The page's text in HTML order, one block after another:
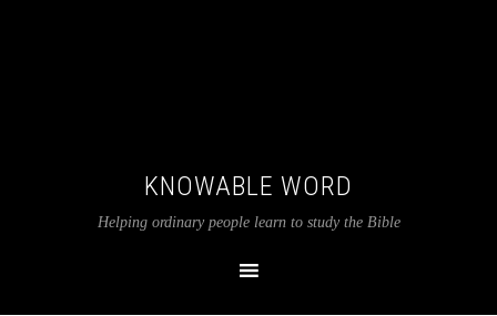
KNOWABLE WORD
Helping ordinary people learn to study the Bible